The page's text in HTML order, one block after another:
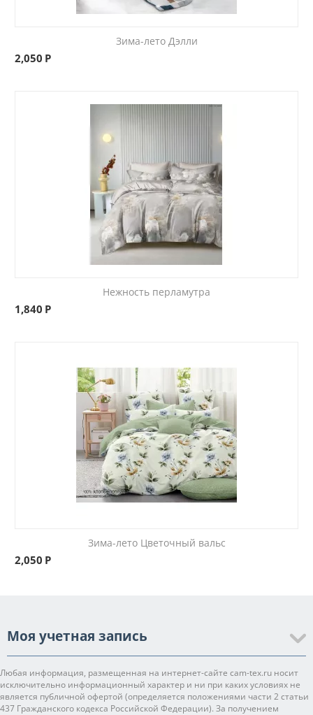
Зима-лето Дэлли
2,050 Р
Нежность перламутра
1,840 Р
Зима-лето Цветочный вальс
2,050 Р
Моя учетная запись
Любая информация, размещенная на интернет-сайте cam-tex.ru носит
исключительно информационный характер и ни при каких условиях не
является публичной офертой (определяется положениями части 2 статьи
437 Гражданского кодекса Российской Федерации). За получением